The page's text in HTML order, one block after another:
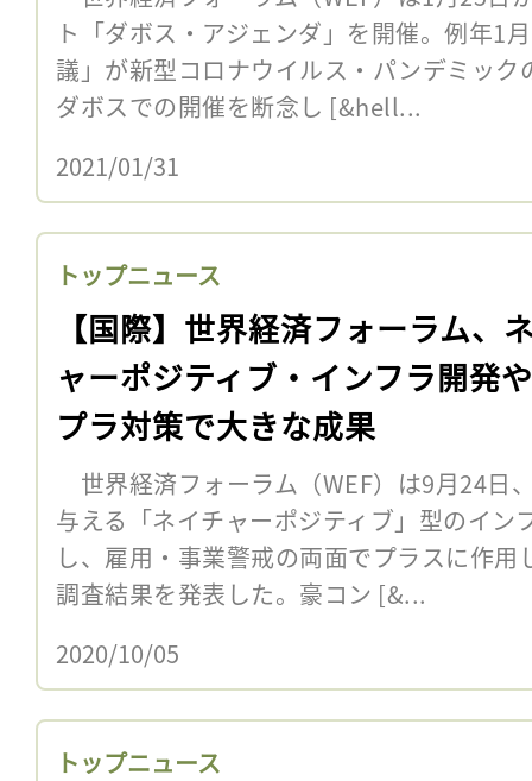
ト「ダボス・アジェンダ」を開催。例年1
議」が新型コロナウイルス・パンデミッ
ダボスでの開催を断念し [&hell...
2021/01/31
トップニュース
【国際】世界経済フォーラム、
ャーポジティブ・インフラ開発
プラ対策で大きな成果
世界経済フォーラム（WEF）は9月24日
与える「ネイチャーポジティブ」型のイン
し、雇用・事業警戒の両面でプラスに作
調査結果を発表した。豪コン [&...
2020/10/05
トップニュース